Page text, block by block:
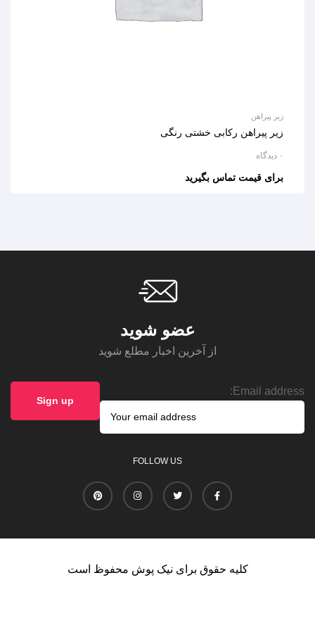
زیر پیراهن
زیر پیراهن رکابی خشتی رنگی
۰ دیدگاه
برای قیمت تماس بگیرید
عضو شوید
از آخرین اخبار مطلع شوید
Email address:
FOLLOW US
کلیه حقوق برای نیک پوش محفوظ است